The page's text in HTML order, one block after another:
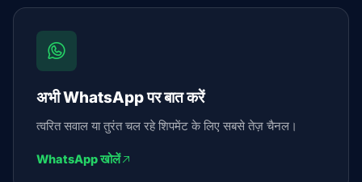
अभी WhatsApp पर बात करें
त्वरित सवाल या तुरंत चल रहे शिपमेंट के लिए सबसे तेज़ चैनल।
WhatsApp खोलें